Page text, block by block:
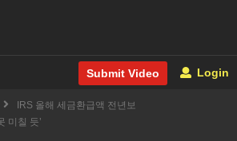
Submit Video Login
IRS 올해 세금환급액 전년보
미칠 듯’